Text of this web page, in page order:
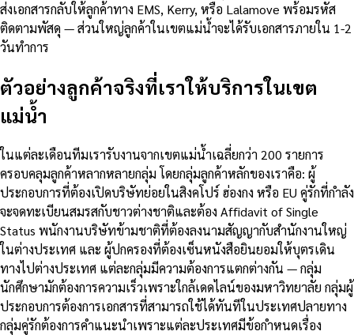
ส่งเอกสารกลับให้ลูกค้าทาง EMS, Kerry, หรือ Lalamove พร้อมรหัส
ติดตามพัสดุ — ส่วนใหญ่ลูกค้าในเขตแม่น้ำจะได้รับเอกสารภายใน 1-2
วันทำการ
ตัวอย่างลูกค้าจริงที่เราให้บริการในเขต
แม่น้ำ
ในแต่ละเดือนทีมเรารับงานจากเขตแม่น้ำเฉลี่ยกว่า 200 รายการ
ครอบคลุมลูกค้าหลากหลายกลุ่ม โดยกลุ่มลูกค้าหลักของเราคือ: ผู้
ประกอบการที่ต้องเปิดบริษัทย่อยในสิงคโปร์ ฮ่องกง หรือ EU คู่รักที่กำลัง
จะจดทะเบียนสมรสกับชาวต่างชาติและต้อง Affidavit of Single
Status พนักงานบริษัทข้ามชาติที่ต้องลงนามสัญญากับสำนักงานใหญ่
ในต่างประเทศ และ ผู้ปกครองที่ต้องเซ็นหนังสือยินยอมให้บุตรเดิน
ทางไปต่างประเทศ แต่ละกลุ่มมีความต้องการแตกต่างกัน — กลุ่ม
นักศึกษามักต้องการความเร็วเพราะใกล้เดดไลน์ของมหาวิทยาลัย กลุ่มผู้
ประกอบการต้องการเอกสารที่สามารถใช้ได้ทันทีในประเทศปลายทาง
กลุ่มคู่รักต้องการคำแนะนำเพราะแต่ละประเทศมีข้อกำหนดเรื่อง